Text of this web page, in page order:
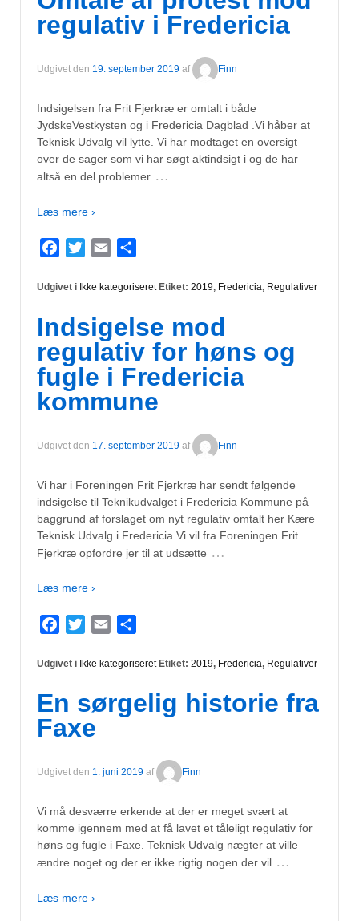
regulativ i Fredericia
Udgivet den 19. september 2019 af Finn
Indsigelsen fra Frit Fjerkræ er omtalt i både
JydskeVestkysten og i Fredericia Dagblad .Vi håber at
Teknisk Udvalg vil lytte. Vi har modtaget en oversigt
over de sager som vi har søgt aktindsigt i og de har
altså en del problemer …
Læs mere ›
Facebook
TwitterEmail
Udgivet i Ikke kategoriseretEtiket: 2019, Fredericia, Regulativer
Indsigelse mod
regulativ for høns og
fugle i Fredericia
kommune
Udgivet den 17. september 2019 af Finn
Vi har i Foreningen Frit Fjerkræ har sendt følgende
indsigelse til Teknikudvalget i Fredericia Kommune på
baggrund af forslaget om nyt regulativ omtalt her Kære
Teknisk Udvalg i Fredericia Vi vil fra Foreningen Frit
Fjerkræ opfordre jer til at udsætte …
Læs mere ›
Facebook
TwitterEmail
Udgivet i Ikke kategoriseretEtiket: 2019, Fredericia, Regulativer
En sørgelig historie fra
Faxe
Udgivet den 1. juni 2019 af Finn
Vi må desværre erkende at der er meget svært at
komme igennem med at få lavet et tåleligt regulativ for
høns og fugle i Faxe. Teknisk Udvalg nægter at ville
ændre noget og der er ikke rigtig nogen der vil …
Læs mere ›